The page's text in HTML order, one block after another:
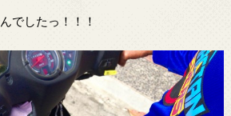
でしたっ！！！